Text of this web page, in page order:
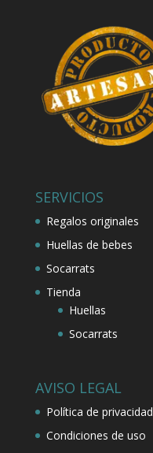
SERVICIOS
Regalos originales
Huellas de bebes
Socarrats
Tienda
Huellas
Socarrats
AVISO LEGAL
Política de privacidad
Condiciones de uso